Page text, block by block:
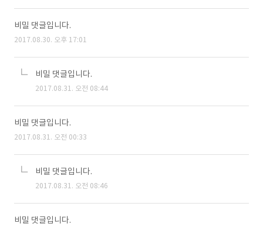
비밀 댓글입니다.
2017.08.30. 오후 17:01
비밀 댓글입니다.
2017.08.31. 오전 08:44
비밀 댓글입니다.
2017.08.31. 오전 00:33
비밀 댓글입니다.
2017.08.31. 오전 08:46
비밀 댓글입니다.